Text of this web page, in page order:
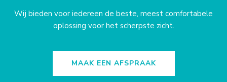
Wij bieden voor iedereen de beste, meest comfortabele
oplossing voor het scherpste zicht.
MAAK EEN AFSPRAAK